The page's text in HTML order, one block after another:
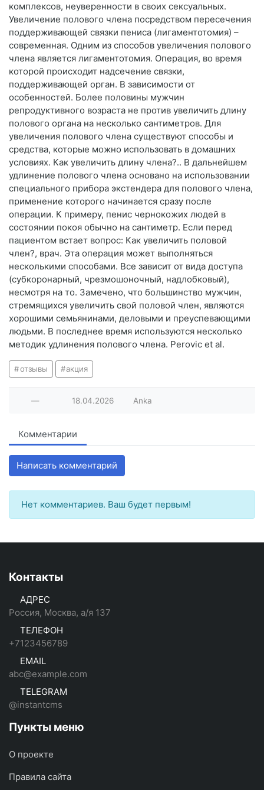
комплексов, неуверенности в своих сексуальных.
Увеличение полового члена посредством пересечения
поддерживающей связки пениса (лигаментотомия) –
современная. Одним из способов увеличения полового
члена является лигаментотомия. Операция, во время
которой происходит надсечение связки,
поддерживающей орган. В зависимости от
особенностей. Более половины мужчин
репродуктивного возраста не против увеличить длину
полового органа на несколько сантиметров. Для
увеличения полового члена существуют способы и
средства, которые можно использовать в домашних
условиях. Как увеличить длину члена?.. В дальнейшем
удлинение полового члена основано на использовании
специального прибора экстендера для полового члена,
применение которого начинается сразу после
операции. К примеру, пенис чернокожих людей в
состоянии покоя обычно на сантиметр. Если перед
пациентом встает вопрос: Как увеличить половой
член?, врач. Эта операция может выполняться
несколькими способами. Все зависит от вида доступа
(субкоронарный, чрезмошоночный, надлобковый),
несмотря на то. Замечено, что большинство мужчин,
стремящихся увеличить свой половой член, являются
хорошими семьянинами, деловыми и преуспевающими
людьми. В последнее время используются несколько
методик удлинения полового члена. Perovic et al.
отзывы акция
— 18.04.2026 Anka
Комментарии
Написать комментарий
Нет комментариев. Ваш будет первым!
Контакты
АДРЕС
Россия, Москва, а/я 137
ТЕЛЕФОН
+7123456789
EMAIL
abc@example.com
TELEGRAM
@instantcms
Пункты меню
О проекте
Правила сайта